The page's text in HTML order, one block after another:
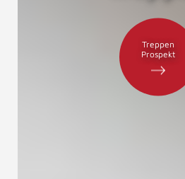
Treppen
Prospekt